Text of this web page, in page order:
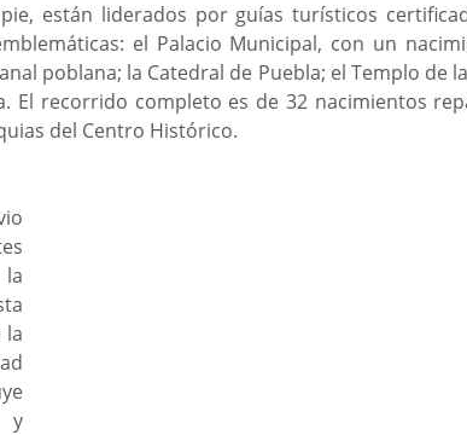
están liderados por guías turísticos
el Palacio Municipal, con un
poblana; la Catedral de Puebla; el Templo de
El recorrido completo es de 32 nacimientos
del Centro Histórico.
la
y